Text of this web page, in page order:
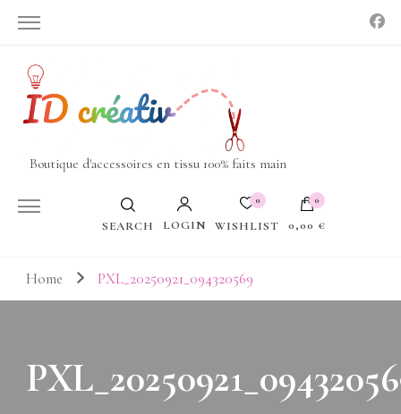
Boutique d'accessoires en tissu 100% faits main
SEARCH LOGIN
0
WISHLIST
0
0,00 €
Votre panier est vide.
Home PXL_20250921_094320569